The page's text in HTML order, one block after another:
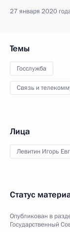
27 января 2020
Темы
Госслужба
Связь и
Лица
Левитин Игорь
Статус
Опубликован в
Государственный